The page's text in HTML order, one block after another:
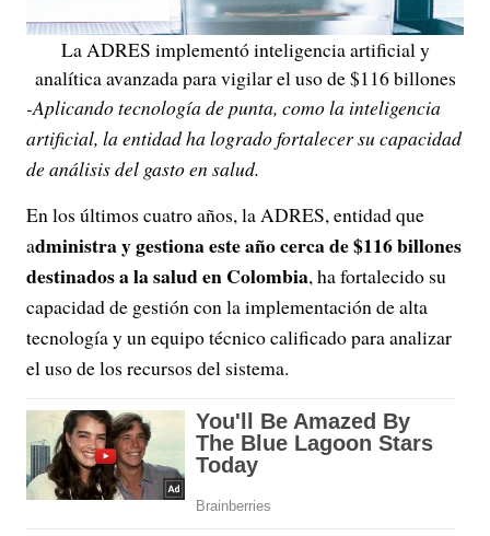
La ADRES implementó inteligencia artificial y
analítica avanzada para vigilar el uso de $116 billones
-Aplicando tecnología de punta, como la inteligencia
artificial, la entidad ha logrado fortalecer su capacidad
de análisis del gasto en salud.
En los últimos cuatro años, la ADRES, entidad que
administra y gestiona este año cerca de $116 billones
destinados a la salud en Colombia, ha fortalecido su
capacidad de gestión con la implementación de alta
tecnología y un equipo técnico calificado para analizar
el uso de los recursos del sistema.